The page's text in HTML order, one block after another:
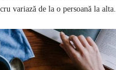
variază de la o persoană la alta.